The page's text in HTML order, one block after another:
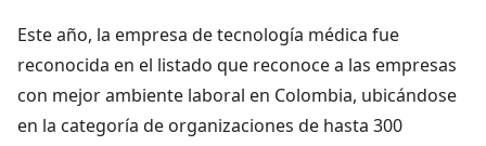
Este año, la empresa de tecnología médica fue
reconocida en el listado que reconoce a las empresas
con mejor ambiente laboral en Colombia, ubicándose
en la categoría de organizaciones de hasta 300